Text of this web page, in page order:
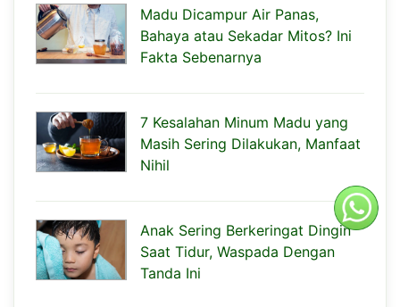
Madu Dicampur Air Panas,
Bahaya atau Sekadar Mitos? Ini
Fakta Sebenarnya
7 Kesalahan Minum Madu yang
Masih Sering Dilakukan, Manfaat
Nihil
Anak Sering Berkeringat Dingin
Saat Tidur, Waspada Dengan
Tanda Ini